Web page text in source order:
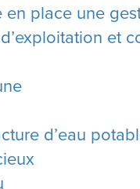
en place une
et
d’eau